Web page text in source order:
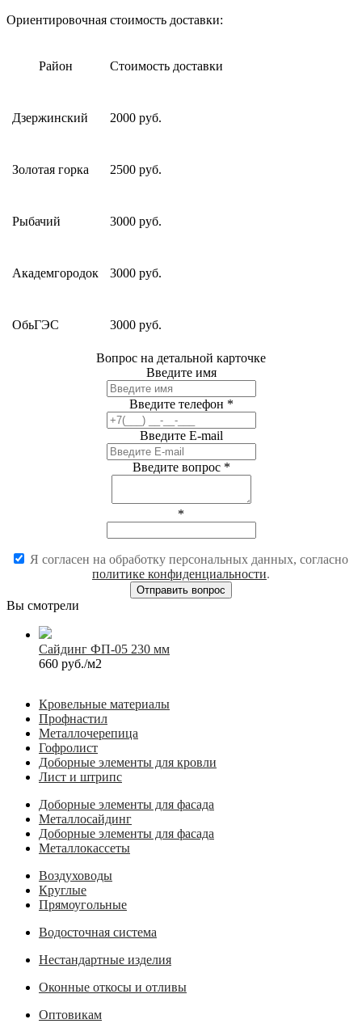
Ориентировочная стоимость доставки:
Район Стоимость доставки
Дзержинский 2000 руб.
Золотая горка 2500 руб.
Рыбачий 3000 руб.
Академгородок 3000 руб.
ОбьГЭС 3000 руб.
Вопрос на детальной карточке
Введите имя
Введите телефон *
Введите E-mail
Введите вопрос *
*
Я согласен на обработку персональных данных, согласно
политике конфиденциальности.
Вы смотрели
Сайдинг ФП-05 230 мм
660 руб./м2
Кровельные материалы
Профнастил
Металлочерепица
Гофролист
Доборные элементы для кровли
Лист и штрипс
Доборные элементы для фасада
Металлосайдинг
Доборные элементы для фасада
Металлокассеты
Воздуховоды
Круглые
Прямоугольные
Водосточная система
Нестандартные изделия
Оконные откосы и отливы
Оптовикам